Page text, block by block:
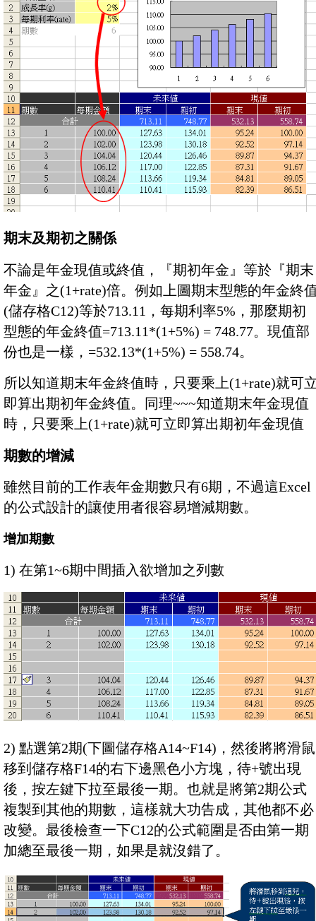
期末及期初之關係
不論是年金現值或終值，『期初年金』等於『期末
年金』之(1+rate)倍。例如上圖期末型態的年金終
(儲存格C12)等於713.11，每期利率5%，那麼期初
型態的年金終值=713.11*(1+5%) = 748.77。現值部
份也是一樣，=532.13*(1+5%) = 558.74。
所以知道期末年金終值時，只要乘上(1+rate)就可
即算出期初年金終值。同理~~~知道期末年金現值
時，只要乘上(1+rate)就可立即算出期初年金現值
期數的增減
雖然目前的工作表年金期數只有6期，不過這Excel
的公式設計的讓使用者很容易增減期數。
增加期數
1) 在第1~6期中間插入欲增加之列數
2) 點選第2期(下圖儲存格A14~F14)，然後將將滑鼠
移到儲存格F14的右下邊黑色小方塊，待+號出現
後，按左鍵下拉至最後一期。也就是將第2期公式
複製到其他的期數，這樣就大功告成，其他都不必
改變。最後檢查一下C12的公式範圍是否由第一期
加總至最後一期，如果是就沒錯了。